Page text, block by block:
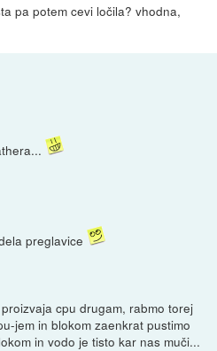
pa potem cevi ločila? vhodna,
preglavice
cpu drugam, rabmo torej
jem in blokom zaenkrat pustimo
in vodo je tisto kar nas muči...